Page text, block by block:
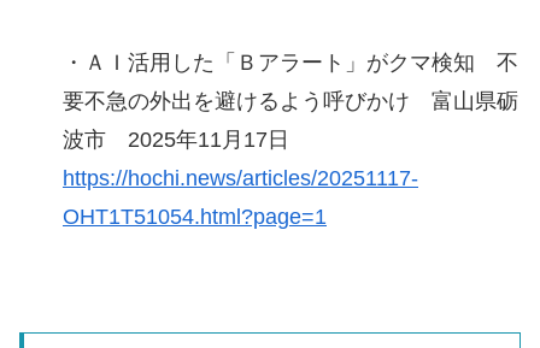
・ＡＩ活用した「Ｂアラート」がクマ検知 不
要不急の外出を避けるよう呼びかけ 富山県砺
波市 2025年11月17日
https://hochi.news/articles/20251117-
OHT1T51054.html?page=1